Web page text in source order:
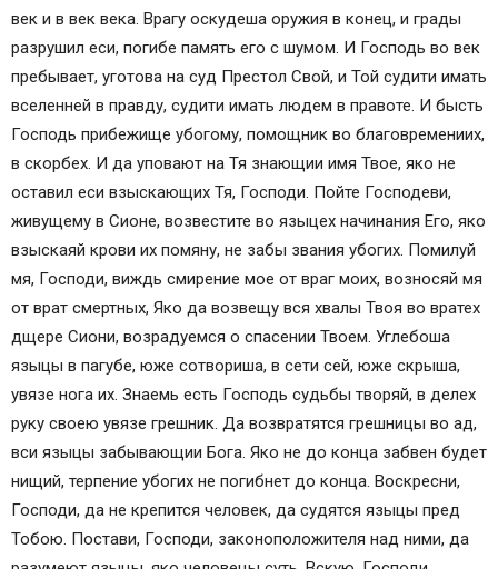
век и в век века. Врагу оскудеша oружия в конец, и грады
разрушил eси, погибе память eго с шумом. И Господь во век
пребывает, уготова на суд Престол Свой, и Той судити имать
вселенней в правду, судити имать людем в правоте. И бысть
Господь прибежище убогому, помощник во благовремениих,
в скорбех. И да уповают на Тя знающии имя Твое, яко не
оставил eси взыскающих Тя, Господи. Пойте Господеви,
живущему в Сионе, возвестите во языцех начинания Его, яко
взыскаяй крови их помяну, не забы звания убогих. Помилуй
мя, Господи, виждь смирение мое от враг моих, возносяй мя
от врат смертных, Яко да возвещу вся хвалы Твоя во вратех
дщере Сиони, возрадуемся о спасении Твоем. Углебоша
языцы в пагубе, юже сотвориша, в сети сей, юже скрыша,
увязе нога их. Знаемь есть Господь судьбы творяй, в делех
руку своею увязе грешник. Да возвратятся грешницы во ад,
вси языцы забывающии Бога. Яко не до конца забвен будет
нищий, терпение убогих не погибнет до конца. Воскресни,
Господи, да не крепится человек, да судятся языцы пред
Тобою. Постави, Господи, законоположителя над ними, да